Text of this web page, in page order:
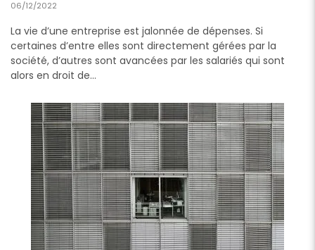
06/12/2022
La vie d’une entreprise est jalonnée de dépenses. Si
certaines d’entre elles sont directement gérées par la
société, d’autres sont avancées par les salariés qui sont
alors en droit de…